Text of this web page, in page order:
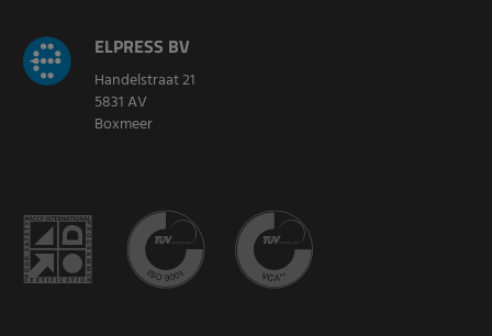
ELPRESS BV
Handelstraat 21
5831 AV
Boxmeer